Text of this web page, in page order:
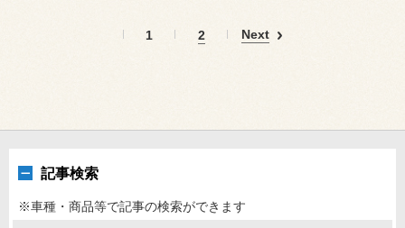
1 2 Next
記事検索
※車種・商品等で記事の検索ができます